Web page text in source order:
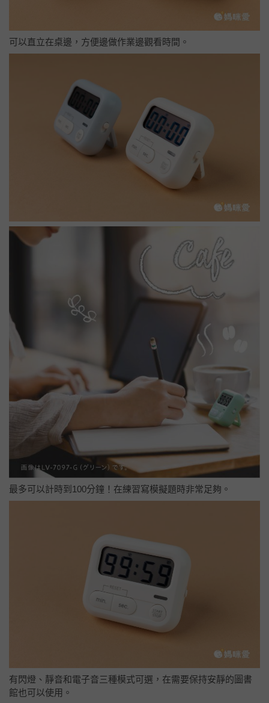
可以直立在桌邊，方便邊做作業邊觀看時間。
最多可以計時到100分鐘！在練習寫模擬題時非常足夠。
有閃燈、靜音和電子音三種模式可選，在需要保持安靜的圖書
館也可以使用。